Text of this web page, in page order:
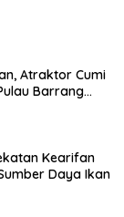
Atraktor Cumi
Barrang
Kearifan
Daya Ikan